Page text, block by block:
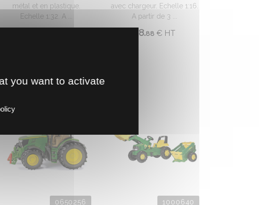
métal et en plastique.
Echelle 1:32. A ...
avec chargeur. Echelle 1:16.
A partir de 3 ...
48.88 € HT
0650256 1000640
you want to activate